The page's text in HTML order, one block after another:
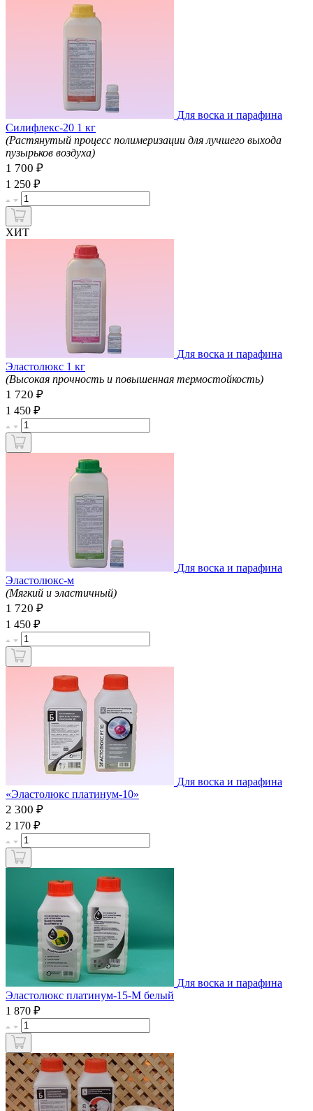
Для воска и парафина
Силифлекс-20 1 кг
(Растянутый процесс полимеризации для лучшего выхода
пузырьков воздуха)
1 700 ₽
1 250 ₽
ХИТ
Для воска и парафина
Эластолюкс 1 кг
(Высокая прочность и повышенная термостойкость)
1 720 ₽
1 450 ₽
Для воска и парафина
Эластолюкс-м
(Мягкий и эластичный)
1 720 ₽
1 450 ₽
Для воска и парафина
«Эластолюкс платинум-10»
2 300 ₽
2 170 ₽
Для воска и парафина
Эластолюкс платинум-15-М белый
1 870 ₽